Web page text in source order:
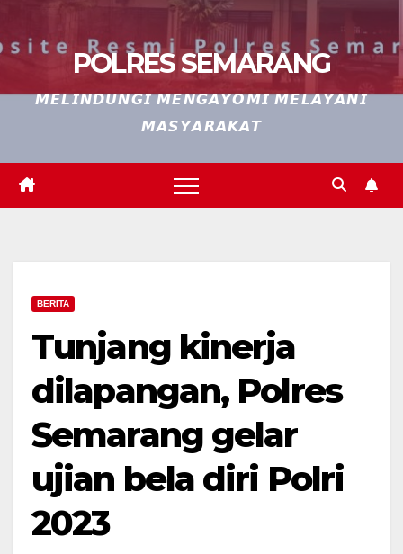
POLRES SEMARANG
𝙈𝙀𝙇𝙄𝙉𝘿𝙐𝙉𝙂𝙄 𝙈𝙀𝙉𝙂𝘼𝙔𝙊𝙈𝙄 𝙈𝙀𝙇𝘼𝙔𝘼𝙉𝙄
𝙈𝘼𝙎𝙔𝘼𝙍𝘼𝙆𝘼𝙏
BERITA
Tunjang kinerja
dilapangan, Polres
Semarang gelar
ujian bela diri Polri
2023